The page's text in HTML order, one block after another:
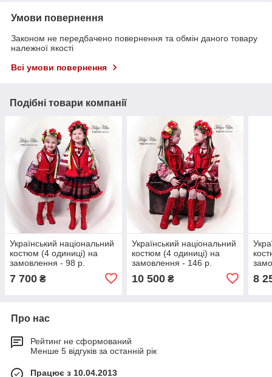
Умови повернення
Законом не передбачено повернення та обмін даного товару
належної якості
Всі умови повернення
Подібні товари компанії
Український національний
костюм (4 одиниці) на
замовлення - 98 р.
7 700 ₴
Український національний
костюм (4 одиниці) на
замовлення - 146 р.
10 500₴ 8
Про нас
Рейтинг не сформований
Менше 5 відгуків за останній рік
Працює з 10.04.2013